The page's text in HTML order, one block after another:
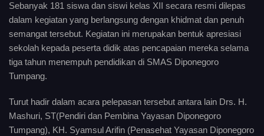
Sebanyak 181 siswa dan siswi kelas XII secara resmi dilepas
dalam kegiatan yang berlangsung dengan khidmat dan penuh
semangat tersebut. Kegiatan ini merupakan bentuk apresiasi
sekolah kepada peserta didik atas pencapaian mereka selama
tiga tahun menempuh pendidikan di SMAS Diponegoro
Tumpang.
Turut hadir dalam acara pelepasan tersebut antara lain Drs. H.
Mashuri, ST(Pendiri dan Pembina Yayasan Diponegoro
Tumpang), KH. Syamsul Arifin (Penasehat Yayasan Diponegoro